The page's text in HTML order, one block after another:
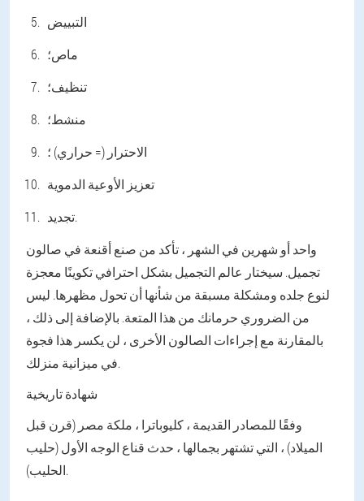
التبييض
ماص؛
تنظيف؛
منشط؛
الاحترار (= حراري) ؛
تعزيز الأوعية الدموية
تجديد.
واحد أو شهرين في الشهر ، تأكد من صنع أقنعة في صالون
تجميل. سيختار عالم التجميل بشكل احترافي تكوينًا معجزة
لنوع جلده ومشكلة مسبقة من شأنها أن تحول مظهرها. ليس
من الضروري حرمانك من هذا المتعة. بالإضافة إلى ذلك ،
بالمقارنة مع إجراءات الصالون الأخرى ، لن يكسر هذا فجوة
في ميزانية منزلك.
شهادة تاريخية
وفقًا للمصادر القديمة ، كليوباترا ، ملكة مصر (قرن قبل
الميلاد) ، التي تشتهر بجمالها ، حدث قناع الوجه الأول (حليب
الحليب).